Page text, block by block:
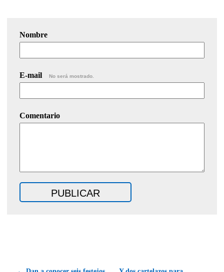
Nombre
E-mail No será mostrado.
Comentario